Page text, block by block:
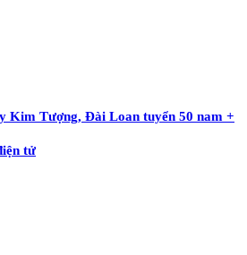
Kim Tượng, Đài Loan tuyển 50 nam +
tử